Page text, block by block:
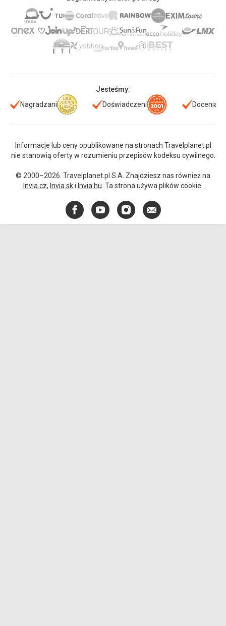
Jesteśmy:
Nagradzani
Doświadczeni Doceniani
Informacje lub ceny opublikowane na stronach Travelplanet.pl
nie stanowią oferty w rozumieniu przepisów kodeksu cywilnego.
© 2000–2026. Travelplanet.pl S.A. Znajdziesz nas również na
Invia.cz, Invia.ski Invia.hu . Ta strona używa plików cookie.
FacebookYouTubeInstagram
E-
mail